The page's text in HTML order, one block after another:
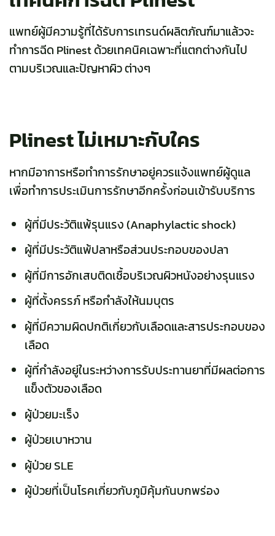
แพทย์ผู้มีความรู้ที่ได้รับการเทรนด์ผลิตภัณฑ์มาแล้วจะ
ทำการฉีด Plinest ด้วยเทคนิคเฉพาะที่แตกต่างกันไป
ตามบริเวณและปัญหาผิว ต่างๆ
Plinest ไม่เหมาะกับใคร
หากมีอาการหรือทำการรักษาอยู่ควรแจ้งแพทย์ผู้ดูแล
เพื่อทำการประเมินการรักษาอีกครั้งก่อนเข้ารับบริการ
ผู้ที่มีประวัติแพ้รุนแรง (Anaphylactic shock)
ผู้ที่มีประวัติแพ้ปลาหรือส่วนประกอบของปลา
ผู้ที่มีการอักเสบติดเชื้อบริเวณผิวหนังอย่างรุนแรง
ผู้ที่ตั้งครรภ์ หรือกำลังให้นมบุตร
ผู้ที่มีความผิดปกติเกี่ยวกับเลือดและสารประกอบของ
เลือด
ผู้ที่กำลังอยู่ในระหว่างการรับประทานยาที่มีผลต่อการ
แข็งตัวของเลือด
ผู้ป่วยมะเร็ง
ผู้ป่วยเบาหวาน
ผู้ป่วย SLE
ผู้ป่วยที่เป็นโรคเกี่ยวกับภูมิคุ้มกันบกพร่อง